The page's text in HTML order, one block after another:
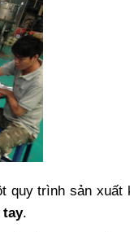
quy trình sản xuất
tay.